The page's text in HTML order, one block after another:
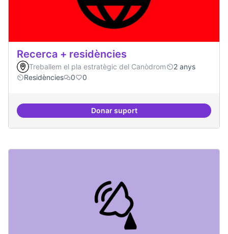
Recerca + residències
Treballem el pla estratègic del Canòdrom
2 anys
Residències
0 0
Donar suportRecerca + residències